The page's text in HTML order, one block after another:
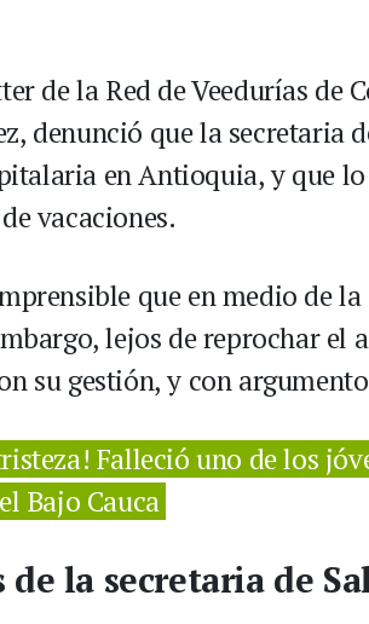
de la Red de Veedurías de
denunció que la secretaria
en Antioquia, y que
vacaciones.
que en medio de
lejos de reprochar el
su gestión, y con
Falleció uno de los
Bajo Cauca
de la secretaria de